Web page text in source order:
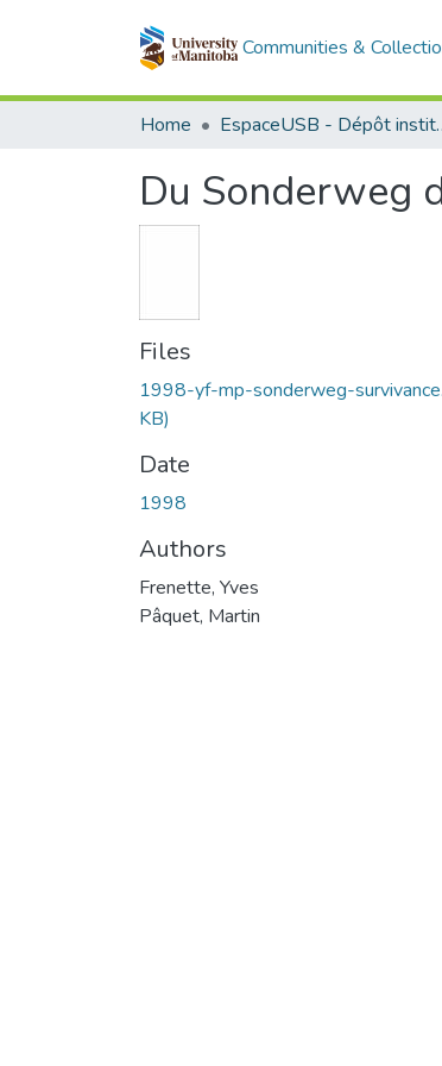
Communities &
Home EspaceUSB -
Du Sonderweg
Files
1998-yf-mp-sonderweg-
KB)
Date
1998
Authors
Frenette, Yves
Pâquet, Martin